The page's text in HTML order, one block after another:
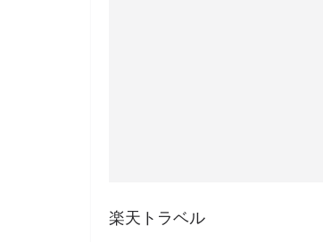
楽天トラベル